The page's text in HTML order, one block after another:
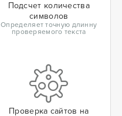
Подсчет количества
символов
Определяет точную длинну
проверяемого текста
Проверка сайтов на